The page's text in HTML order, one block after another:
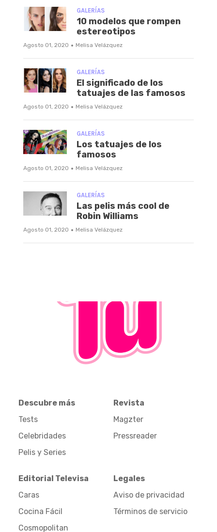
GALERÍAS
10 modelos que rompen
estereotipos
Agosto 01, 2020 · Melisa Velázquez
GALERÍAS
El significado de los
tatuajes de las famosos
Agosto 01, 2020 · Melisa Velázquez
GALERÍAS
Los tatuajes de los
famosos
Agosto 01, 2020 · Melisa Velázquez
GALERÍAS
Las pelis más cool de
Robin Williams
Agosto 01, 2020 · Melisa Velázquez
Descubre más
Tests
Celebridades
Pelis y Series
Revista
Magzter
Pressreader
Editorial Televisa
Caras
Cocina Fácil
Cosmopolitan
Legales
Aviso de privacidad
Términos de servicio